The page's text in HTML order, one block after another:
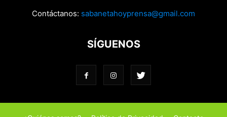
Contáctanos: sabanetahoyprensa@gmail.com
SÍGUENOS